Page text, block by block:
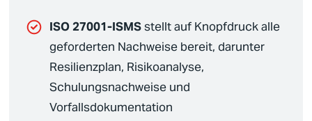
ISO 27001-ISMSstellt auf Knopfdruck alle
geforderten Nachweise bereit, darunter
Resilienzplan, Risikoanalyse,
Schulungsnachweise und
Vorfallsdokumentation